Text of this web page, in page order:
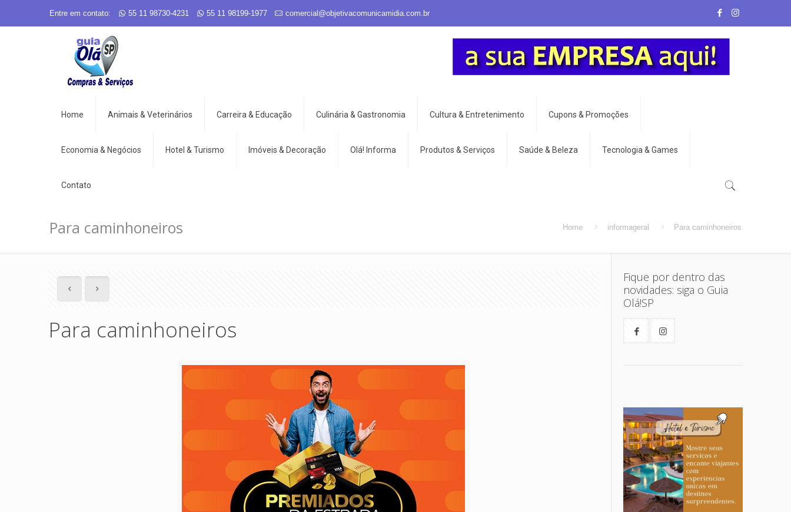
Entre em contato: 55 11 98730-4231 55 11 98199-1977 comercial@objetivacomunicamidia.com.br
Home Animais & Veterinários Carreira & Educação Culinária & Gastronomia Cultura & Entretenimento Cupons & Promoções
Economia & Negócios Hotel & Turismo Imóveis & Decoração Olá! Informa Produtos & Serviços Saúde & Beleza Tecnologia & Games
Contato
Para caminhoneiros Home informageral Para caminhoneiros
Para caminhoneiros
Fique por dentro das
novidades: siga o Guia
Olá!SP